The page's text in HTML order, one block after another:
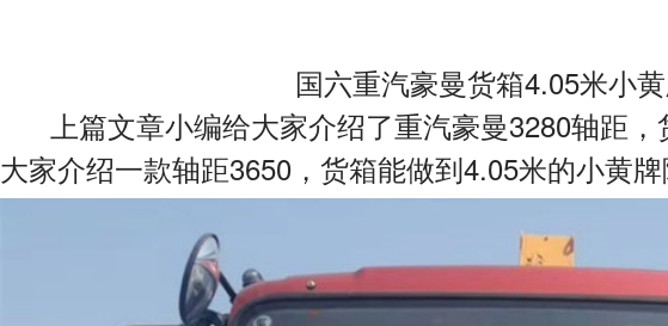
国六重汽豪曼货箱4.05米小
上篇文章小编给大家介绍了重汽豪曼3280轴距，
大家介绍一款轴距3650，货箱能做到4.05米的小黄牌